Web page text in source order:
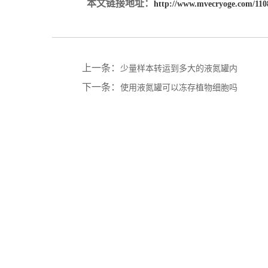
本文链接地址： http://www.mvecryoge.com/
上一条： 少量样本转运到多大的液氮罐内
下一条： 使用液氮罐可以冻存植物细胞吗